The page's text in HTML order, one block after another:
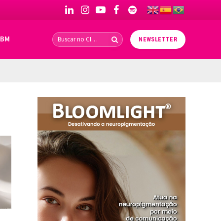
LinkedInInstagramYouTubeFacebookSpotify
NEWSLETTER